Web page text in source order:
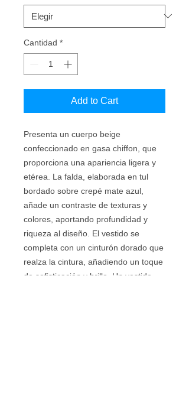
Cantidad *
Add to Cart
Presenta un cuerpo beige
confeccionado en gasa chiffon, que
proporciona una apariencia ligera y
etérea. La falda, elaborada en tul
bordado sobre crepé mate azul,
añade un contraste de texturas y
colores, aportando profundidad y
riqueza al diseño. El vestido se
completa con un cinturón dorado que
realza la cintura, añadiendo un toque
de sofisticación y brillo. Un vestido